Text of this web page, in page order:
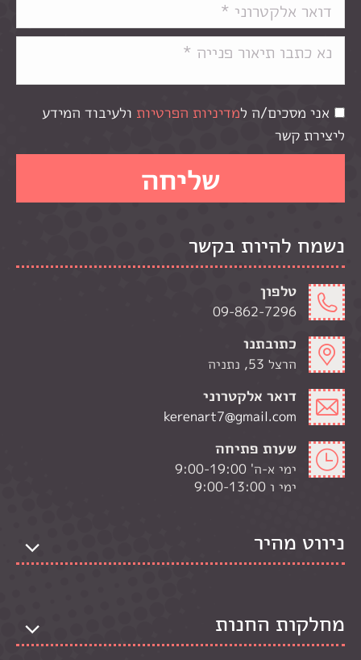
אני מסכים/ה למדיניות הפרטיות ולעיבוד המידע
ליצירת קשר
נשמח להיות בקשר
טלפון
09-862-7296
כתובתנו
הרצל 53, נתניה
דואר אלקטרוני
kerenart7@gmail.com
שעות פתיחה
ימי א-ה' 9:00-19:00
ימי ו 9:00-13:00
ניווט מהיר
מחלקות החנות